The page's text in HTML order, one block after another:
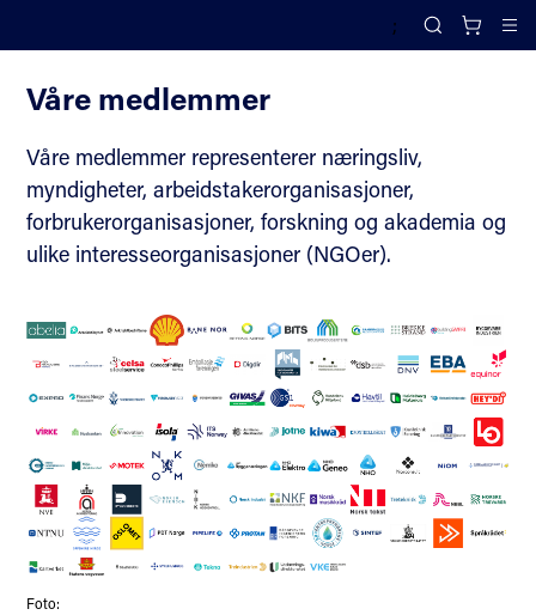
;
Search
Våre medlemmer
Våre medlemmer representerer næringsliv,
myndigheter, arbeidstakerorganisasjoner,
forbrukerorganisasjoner, forskning og akademia og
ulike interesseorganisasjoner (NGOer).
Foto: